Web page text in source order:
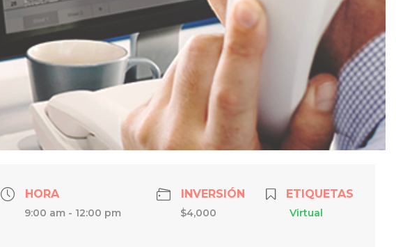
HORA
9:00 am - 12:00 pm
INVERSIÓN
$4,000
ETIQUETAS
Virtual